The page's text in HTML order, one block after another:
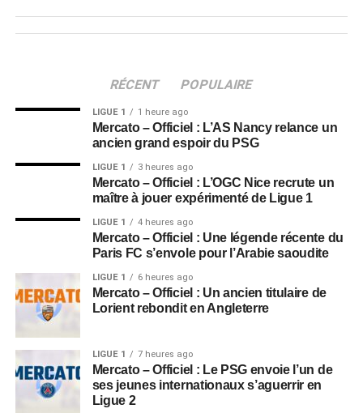
RÉCENT POPULAIRE
LIGUE 1 1 heure ago
Mercato – Officiel : L’AS Nancy relance un
ancien grand espoir du PSG
LIGUE 1 3 heures ago
Mercato – Officiel : L’OGC Nice recrute un
maître à jouer expérimenté de Ligue 1
LIGUE 1 4 heures ago
Mercato – Officiel : Une légende récente du
Paris FC s’envole pour l’Arabie saoudite
LIGUE 1 6 heures ago
Mercato – Officiel : Un ancien titulaire de
Lorient rebondit en Angleterre
LIGUE 1 7 heures ago
Mercato – Officiel : Le PSG envoie l’un de
ses jeunes internationaux s’aguerrir en
Ligue 2